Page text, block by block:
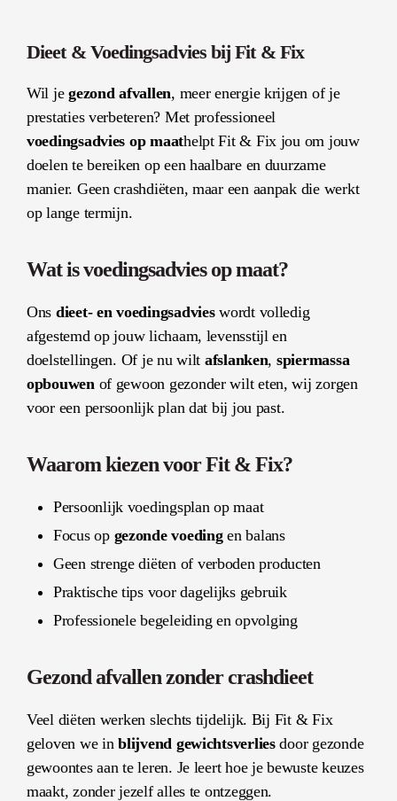
Dieet & Voedingsadvies bij Fit & Fix
Wil jegezond afvallen, meer energie krijgen of je
prestaties verbeteren? Met professioneel
voedingsadvies op maathelpt Fit & Fix jou om jouw
doelen te bereiken op een haalbare en duurzame
manier. Geen crashdiëten, maar een aanpak die werkt
op lange termijn.
Wat is voedingsadvies op maat?
Ons dieet- en voedingsadvieswordt volledig
afgestemd op jouw lichaam, levensstijl en
doelstellingen. Of je nu wilt afslanken, spiermassa
opbouwen of gewoon gezonder wilt eten, wij zorgen
voor een persoonlijk plan dat bij jou past.
Waarom kiezen voor Fit & Fix?
Persoonlijk voedingsplan op maat
Focus op gezonde voedingen balans
Geen strenge diëten of verboden producten
Praktische tips voor dagelijks gebruik
Professionele begeleiding en opvolging
Gezond afvallen zonder crashdieet
Veel diëten werken slechts tijdelijk. Bij Fit & Fix
geloven we inblijvend gewichtsverliesdoor gezonde
gewoontes aan te leren. Je leert hoe je bewuste keuzes
maakt, zonder jezelf alles te ontzeggen.